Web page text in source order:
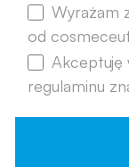
Wyrażam
od
Akceptuję
regulaminu